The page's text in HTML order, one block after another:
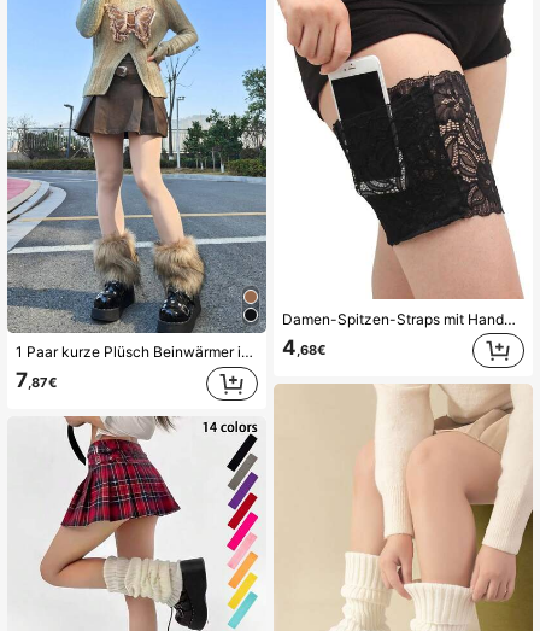
1 Paar kurze Plüsch Beinwärmer in Kamel & Braun, Herbst & Winter, flauschig, gemütlich
7,87€
Damen-Spitzen-Straps mit Handyfach ohne Silikon, Spandex-Oberschenkelstrumpf-Accessoire, bequeme Passform, Dessous-Accessoire, rutschfestes Handyfach am Oberschenkel
4 ,68€